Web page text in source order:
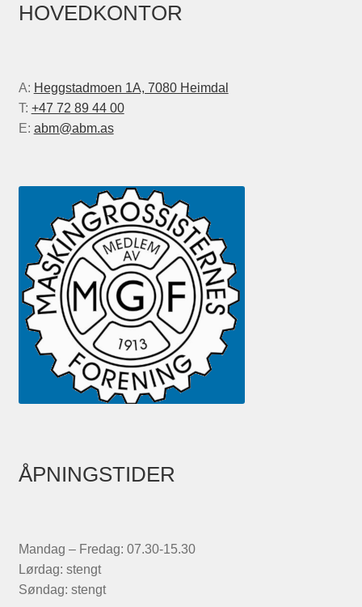
HOVEDKONTOR
A: Heggstadmoen 1A, 7080 Heimdal
T: +47 72 89 44 00
E: abm@abm.as
ÅPNINGSTIDER
Mandag – Fredag: 07.30-15.30
Lørdag: stengt
Søndag: stengt